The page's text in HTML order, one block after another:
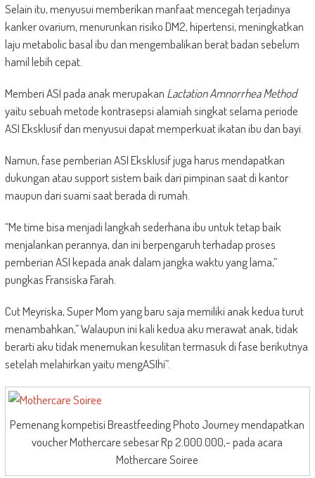
Selain itu, menyusui memberikan manfaat mencegah terjadinya
kanker ovarium, menurunkan risiko DM2, hipertensi, meningkatkan
laju metabolic basal ibu dan mengembalikan berat badan sebelum
hamil lebih cepat.
Memberi ASI pada anak merupakan Lactation Amnorrhea Method
yaitu sebuah metode kontrasepsi alamiah singkat selama periode
ASI Eksklusif dan menyusui dapat memperkuat ikatan ibu dan bayi.
Namun, fase pemberian ASI Eksklusif juga harus mendapatkan
dukungan atau support sistem baik dari pimpinan saat di kantor
maupun dari suami saat berada di rumah.
“Me time bisa menjadi langkah sederhana ibu untuk tetap baik
menjalankan perannya, dan ini berpengaruh terhadap proses
pemberian ASI kepada anak dalam jangka waktu yang lama,”
pungkas Fransiska Farah.
Cut Meyriska, Super Mom yang baru saja memiliki anak kedua turut
menambahkan,” Walaupun ini kali kedua aku merawat anak, tidak
berarti aku tidak menemukan kesulitan termasuk di fase berikutnya
setelah melahirkan yaitu mengASIhi”.
Pemenang kompetisi Breastfeeding Photo Journey mendapatkan
voucher Mothercare sebesar Rp 2.000.000,- pada acara
Mothercare Soiree